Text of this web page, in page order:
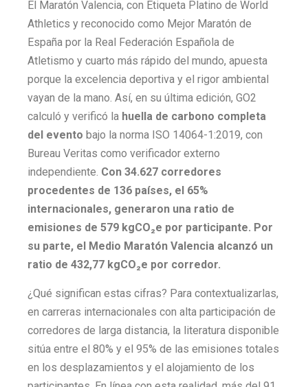
El Maratón Valencia, con Etiqueta Platino de World
Athletics y reconocido como Mejor Maratón de
España por la Real Federación Española de
Atletismo y cuarto más rápido del mundo, apuesta
porque la excelencia deportiva y el rigor ambiental
vayan de la mano. Así, en su última edición, GO2
calculó y verificó la huella de carbono completa
del evento bajo la norma ISO 14064-1:2019, con
Bureau Veritas como verificador externo
independiente. Con 34.627 corredores
procedentes de 136 países, el 65%
internacionales, generaron una ratio de
emisiones de 579 kgCO₂e por participante. Por
su parte, el Medio Maratón Valencia alcanzó un
ratio de 432,77 kgCO₂e por corredor.
¿Qué significan estas cifras? Para contextualizarlas,
en carreras internacionales con alta participación de
corredores de larga distancia, la literatura disponible
sitúa entre el 80% y el 95% de las emisiones totales
en los desplazamientos y el alojamiento de los